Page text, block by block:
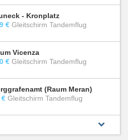
- Kronplatz
€ Gleitschirm Tandemflug
Vicenza
€ Gleitschirm Tandemflug
(Raum Meran)
€ Gleitschirm Tandemflug